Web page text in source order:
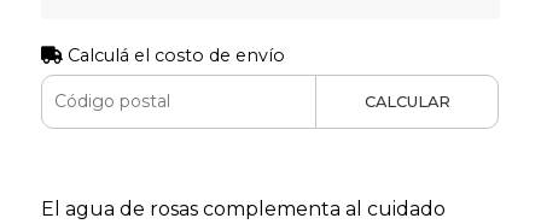
Calculá el costo de envío
CALCULAR
El agua de rosas complementa al cuidado